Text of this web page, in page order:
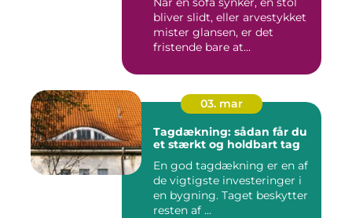
bliver slidt, eller arvestykket
mister glansen, er det
fristende bare at...
03. mar
Tagdækning: sådan får du
et stærkt og holdbart tag
En god tagdækning er en af
de vigtigste investeringer i
en bygning. Taget beskytter
resten af ...